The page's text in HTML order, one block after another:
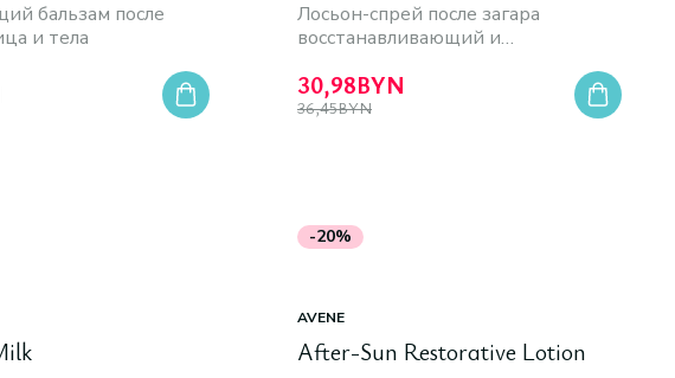
бальзам после
и тела
Лосьон-спрей после загара
восстанавливающий и
30,98BYN
36,45BYN
-20%
AVENE
After-Sun Restorative Lotion